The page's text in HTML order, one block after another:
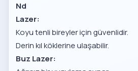
Nd
Lazer:
Koyu tenli bireyler için güvenlidir.
Derin kıl köklerine ulaşabilir.
Buz Lazer: